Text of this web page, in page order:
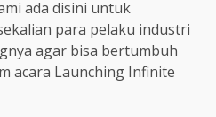
ada disini untuk
para pelaku industri
agar bisa bertumbuh
acara Launching Infinite